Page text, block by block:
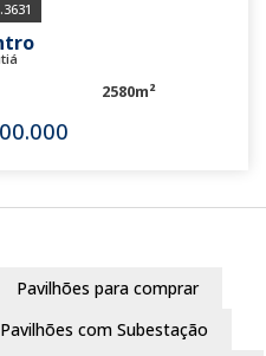
3.300.000
Centro
Pavilhões para comprar
Pavilhões com Subestação